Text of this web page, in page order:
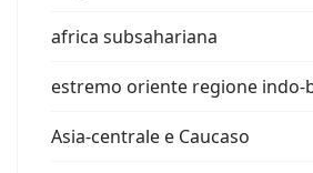
africa subsahariana
estremo oriente regione indo-
Asia-centrale e Caucaso